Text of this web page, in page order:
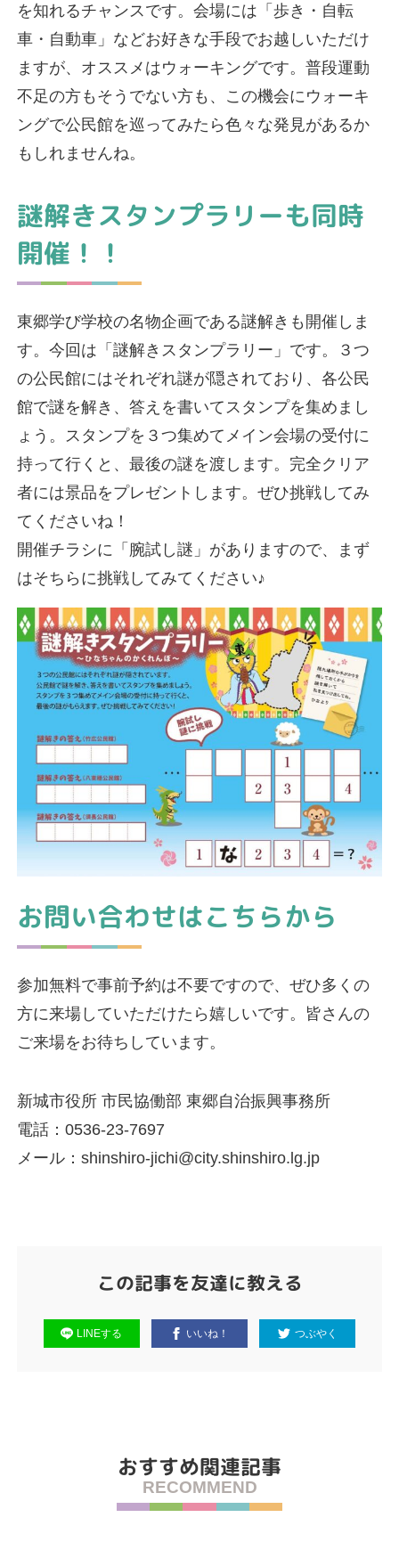
を知れるチャンスです。会場には「歩き・自転
車・自動車」などお好きな手段でお越しいただけ
ますが、オススメはウォーキングです。普段運動
不足の方もそうでない方も、この機会にウォーキ
ングで公民館を巡ってみたら色々な発見があるか
もしれませんね。
謎解きスタンプラリーも同時
開催！！
東郷学び学校の名物企画である謎解きも開催しま
す。今回は「謎解きスタンプラリー」です。３つ
の公民館にはそれぞれ謎が隠されており、各公民
館で謎を解き、答えを書いてスタンプを集めまし
ょう。スタンプを３つ集めてメイン会場の受付に
持って行くと、最後の謎を渡します。完全クリア
者には景品をプレゼントします。ぜひ挑戦してみ
てくださいね！
開催チラシに「腕試し謎」がありますので、まず
はそちらに挑戦してみてください♪
お問い合わせはこちらから
参加無料で事前予約は不要ですので、ぜひ多くの
方に来場していただけたら嬉しいです。皆さんの
ご来場をお待ちしています。
新城市役所 市民協働部 東郷自治振興事務所
電話：0536-23-7697
メール：shinshiro-jichi@city.shinshiro.lg.jp
この記事を友達に教える
LINEする いいね！ つぶやく
おすすめ関連記事
RECOMMEND